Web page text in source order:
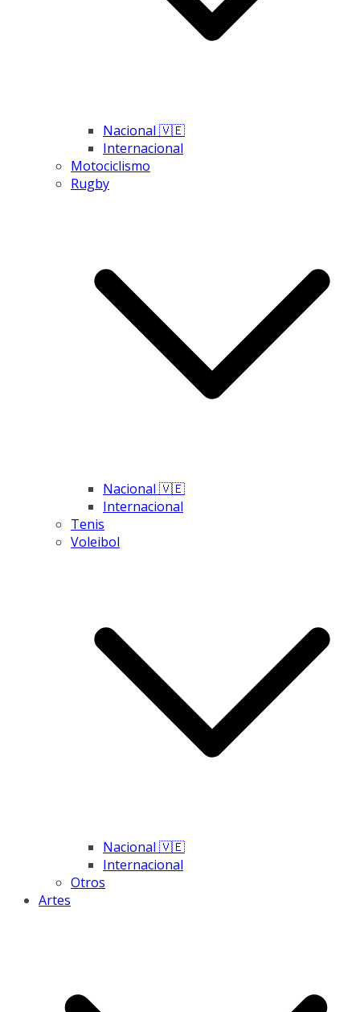
Nacional 🇻🇪
Internacional
Motociclismo
Rugby
Nacional 🇻🇪
Internacional
Tenis
Voleibol
Nacional 🇻🇪
Internacional
Otros
Artes